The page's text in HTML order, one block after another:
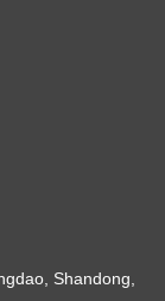
Shandong,